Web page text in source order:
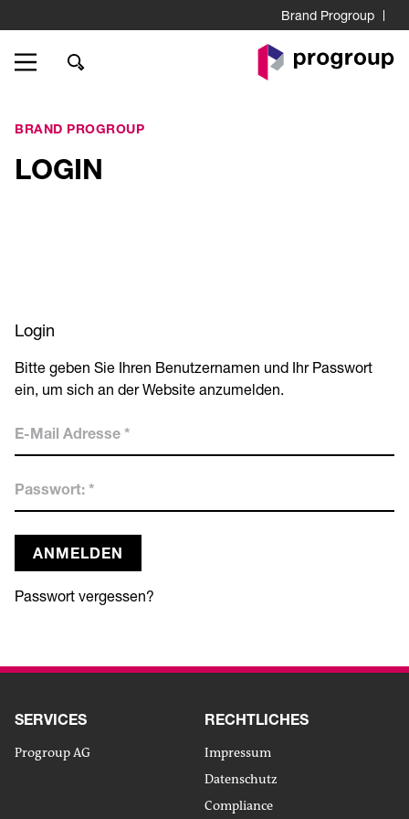
Brand Progroup
Go
to
BRAND PROGROUP
LOGIN
Login
Bitte geben Sie Ihren Benutzernamen und Ihr Passwort
ein, um sich an der Website anzumelden.
ANMELDEN
Passwort vergessen?
SERVICES
Progroup AG
RECHTLICHES
Impressum
Datenschutz
Compliance